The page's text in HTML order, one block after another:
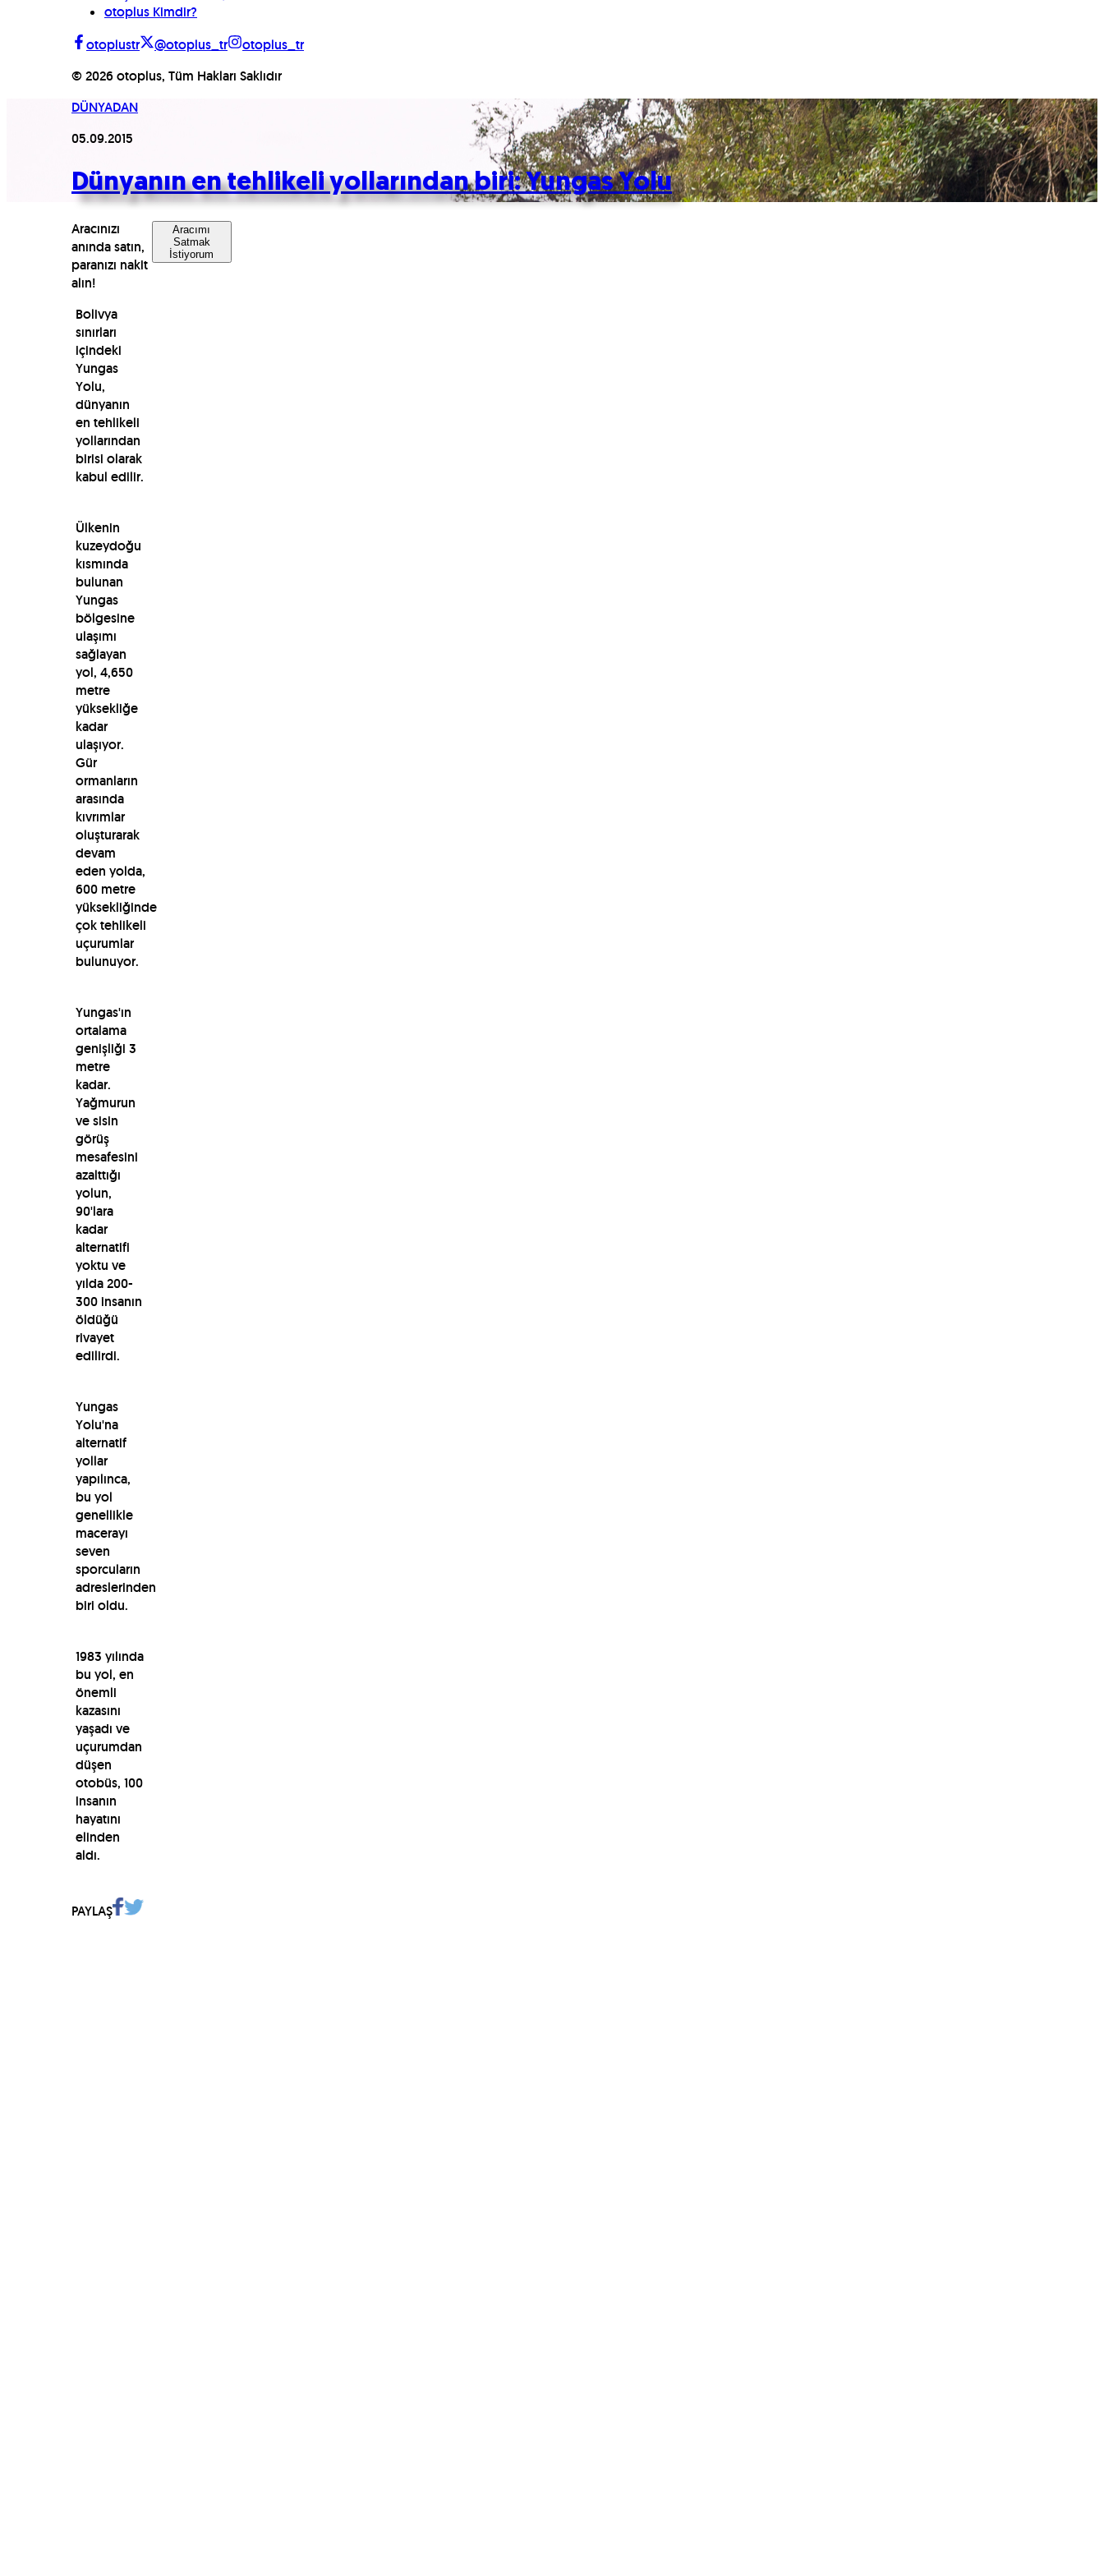
otoplus Kimdir?
otoplustr
@otoplus_tr
otoplus_tr
© 2026 otoplus, Tüm Hakları Saklıdır
DÜNYADAN
05.09.2015
Dünyanın en tehlikeli yollarından biri: Yungas Yolu
Aracınızı
anında satın,
paranızı nakit
alın!
Aracımı
Satmak
İstiyorum
Bolivya
sınırları
içindeki
Yungas
Yolu,
dünyanın
en tehlikeli
yollarından
birisi olarak
kabul edilir.
Ülkenin
kuzeydoğu
kısmında
bulunan
Yungas
bölgesine
ulaşımı
sağlayan
yol, 4,650
metre
yüksekliğe
kadar
ulaşıyor.
Gür
ormanların
arasında
kıvrımlar
oluşturarak
devam
eden yolda,
600 metre
yüksekliğinde
çok tehlikeli
uçurumlar
bulunuyor.
Yungas'ın
ortalama
genişliği 3
metre
kadar.
Yağmurun
ve sisin
görüş
mesafesini
azalttığı
yolun,
90'lara
kadar
alternatifi
yoktu ve
yılda 200-
300 insanın
öldüğü
rivayet
edilirdi.
Yungas
Yolu'na
alternatif
yollar
yapılınca,
bu yol
genellikle
macerayı
seven
sporcuların
adreslerinden
biri oldu.
1983 yılında
bu yol, en
önemli
kazasını
yaşadı ve
uçurumdan
düşen
otobüs, 100
insanın
hayatını
elinden
aldı.
PAYLAŞ